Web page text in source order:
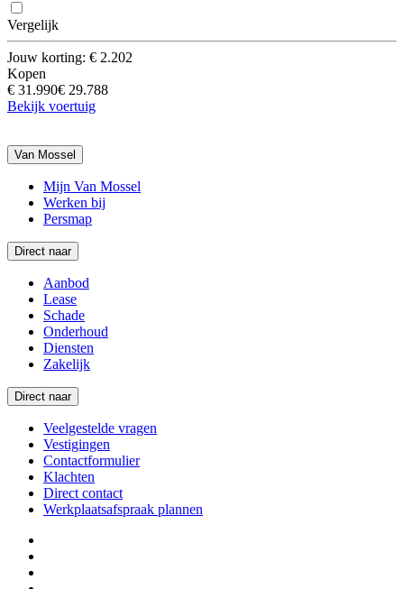
Vergelijk
Jouw korting: € 2.202
Kopen
€ 31.990€ 29.788
Bekijk voertuig
Van Mossel
Mijn Van Mossel
Werken bij
Persmap
Direct naar
Aanbod
Lease
Schade
Onderhoud
Diensten
Zakelijk
Direct naar
Veelgestelde vragen
Vestigingen
Contactformulier
Klachten
Direct contact
Werkplaatsafspraak plannen